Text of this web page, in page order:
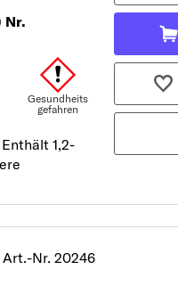
Art.-Nr. 20246